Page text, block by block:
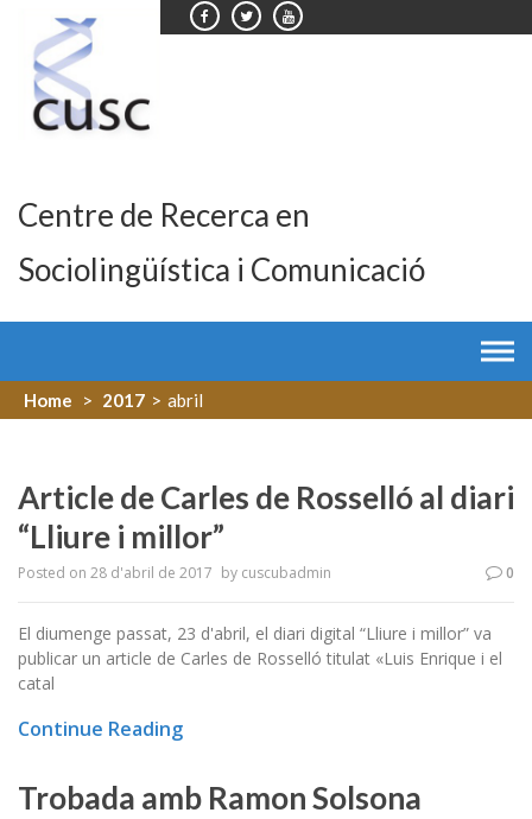
content
Centre de Recerca en
Sociolingüística i Comunicació
Home > 2017 > abril
Article de Carles de Rosselló al diari
“Lliure i millor”
Posted on 28 d'abril de 2017 by cuscubadmin 0
El diumenge passat, 23 d'abril, el diari digital “Lliure i millor” va
publicar un article de Carles de Rosselló titulat «Luis Enrique i el
catal
Continue Reading
Trobada amb Ramon Solsona